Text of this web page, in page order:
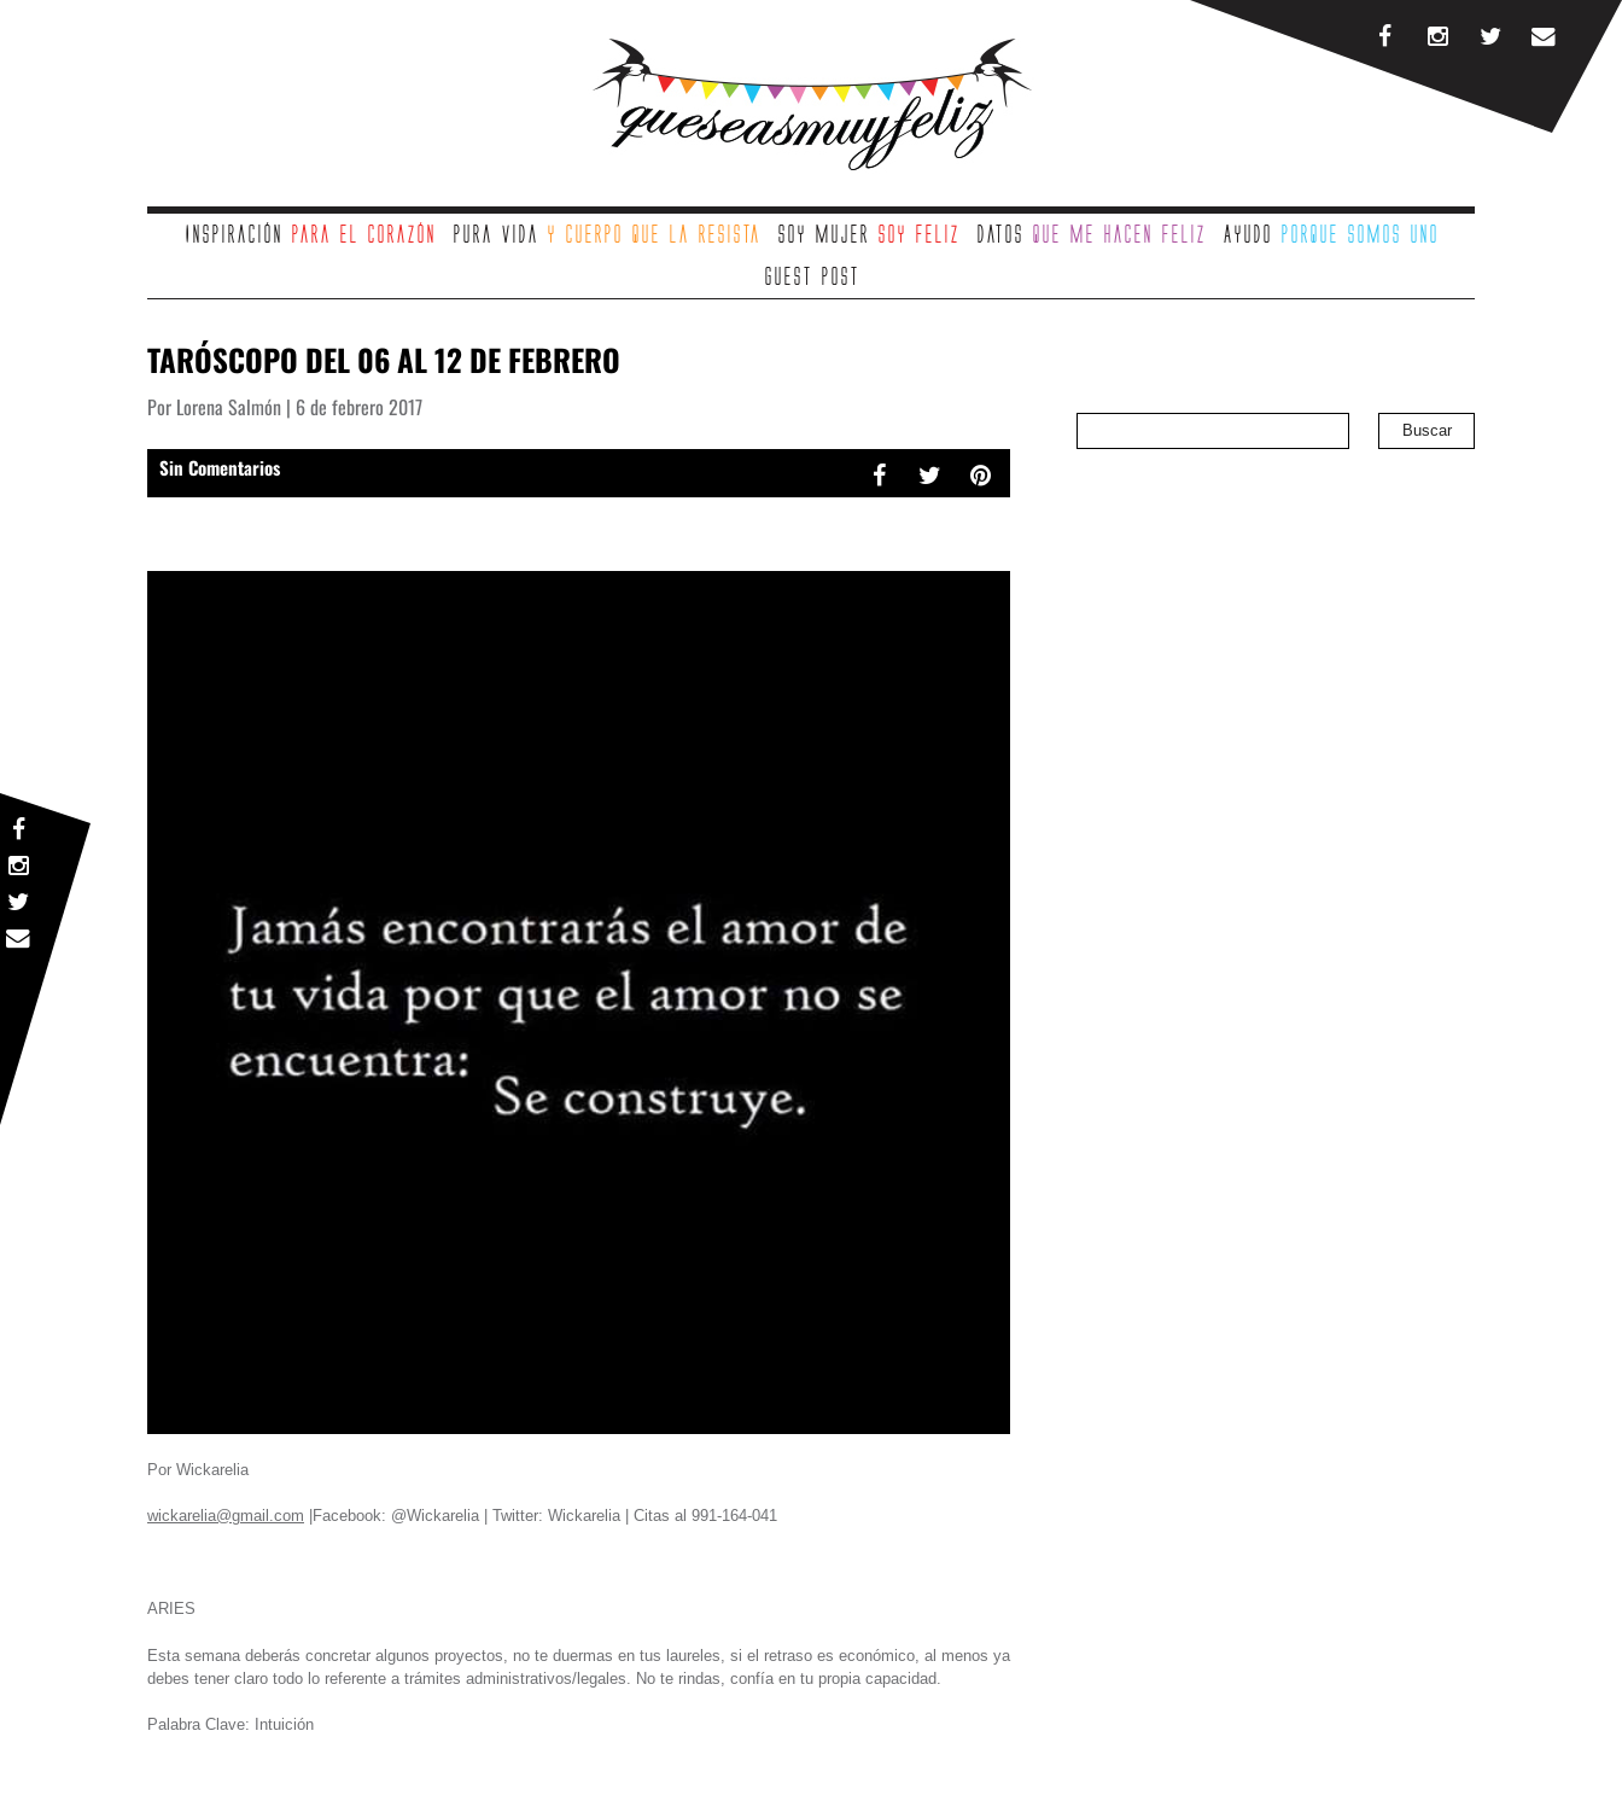
Inspiración para el corazón Pura vida y cuerpo que la resista Soy mujer soy feliz Datos que me hacen feliz Ayudo porque somos uno
Guest Post
TARÓSCOPO DEL 06 AL 12 DE FEBRERO
Por Lorena Salmón | 6 de febrero 2017
Sin Comentarios
Por Wickarelia
wickarelia@gmail.com |Facebook: @Wickarelia | Twitter: Wickarelia | Citas al 991-164-041
ARIES
Esta semana deberás concretar algunos proyectos, no te duermas en tus laureles, si el retraso es económico, al menos ya
debes tener claro todo lo referente a trámites administrativos/legales. No te rindas, confía en tu propia capacidad.
Palabra Clave: Intuición
Buscar